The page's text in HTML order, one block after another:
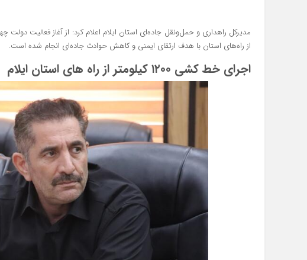
از راه‌های استان با هدف ارتقای ایمنی و کاهش حوادث جاده‌ای انجام شده است.
اجرای خط‌ کشی ۱۲۰۰ کیلومتر از راه‌ های استان ایلام